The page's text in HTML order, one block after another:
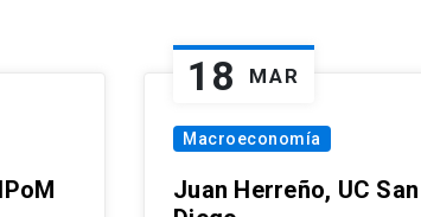
18 MAR
Macroeconomía
Juan Herreño, UC San